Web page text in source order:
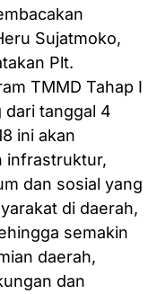
Sujatmoko,
Plt.
TMMD Tahap I
dari tanggal 4
ini akan
infrastruktur,
dan sosial yang
di daerah,
semakin
daerah,
dan